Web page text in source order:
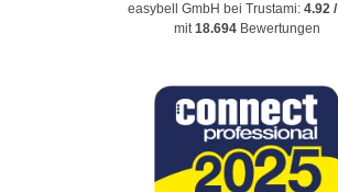
easybell GmbH bei Trustami: 4.92/
mit18.694 Bewertungen